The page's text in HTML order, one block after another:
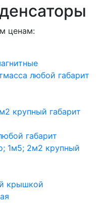
ценам:
любой габарит
крупный габарит
габарит
1м5; 2м2 крупный
крышкой